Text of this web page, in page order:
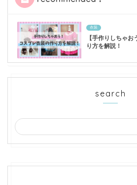
衣装
【手作りしちゃ
り方を解説！
search